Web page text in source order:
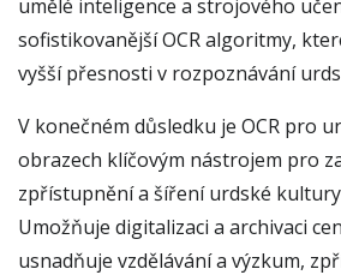
umělé inteligence a strojového
sofistikovanější OCR algoritmy,
vyšší přesnosti v rozpoznávání
V konečném důsledku je OCR pro
obrazech klíčovým nástrojem pro
zpřístupnění a šíření urdské kultury
Umožňuje digitalizaci a archivaci
usnadňuje vzdělávání a výzkum,